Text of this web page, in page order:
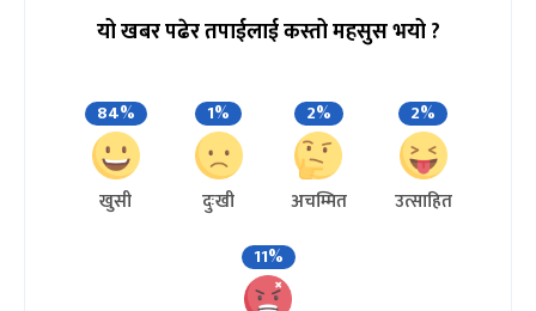
यो खबर पढेर तपाईलाई कस्तो महसुस भयो ?
84%
खुसी
1%
दुःखी
2%
अचम्मित
2%
उत्साहित
11%